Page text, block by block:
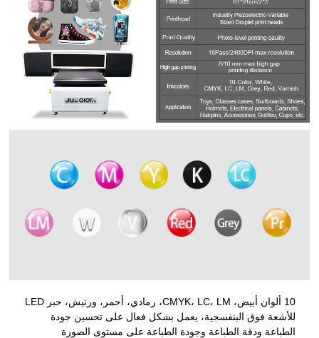
10 ألوان أبيض، CMYK، LC، LM، رمادي، أحمر، ورنيش، حبر LED
للأشعة فوق البنفسجية، يعمل بشكل فعال على تحسين جودة
الطباعة ودقة الطباعة وجودة الطباعة على مستوى الصورة